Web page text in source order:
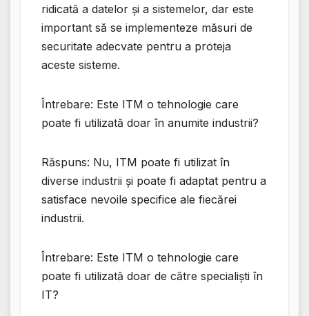
ridicată a datelor și a sistemelor, dar este
important să se implementeze măsuri de
securitate adecvate pentru a proteja
aceste sisteme.
Întrebare: Este ITM o tehnologie care
poate fi utilizată doar în anumite industrii?
Răspuns: Nu, ITM poate fi utilizat în
diverse industrii și poate fi adaptat pentru a
satisface nevoile specifice ale fiecărei
industrii.
Întrebare: Este ITM o tehnologie care
poate fi utilizată doar de către specialiști în
IT?